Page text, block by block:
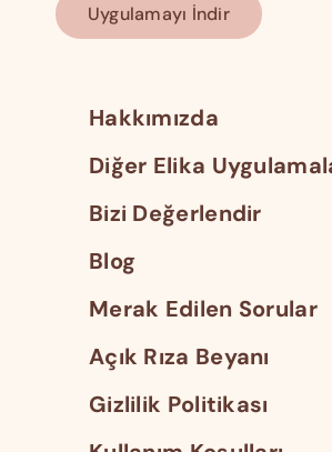
Uygulamayı İndir
Hakkımızda
Diğer Elika
Bizi Değerlendir
Blog
Merak Edilen Sorular
Açık Rıza Beyanı
Gizlilik Politikası